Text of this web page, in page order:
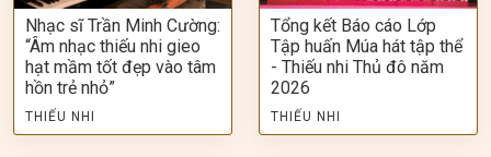
Nhạc sĩ Trần Minh Cường:
“Âm nhạc thiếu nhi gieo
hạt mầm tốt đẹp vào tâm
hồn trẻ nhỏ”
THIẾU NHI
Tổng kết Báo cáo Lớp
Tập huấn Múa hát tập thể
- Thiếu nhi Thủ đô năm
2026
THIẾU NHI